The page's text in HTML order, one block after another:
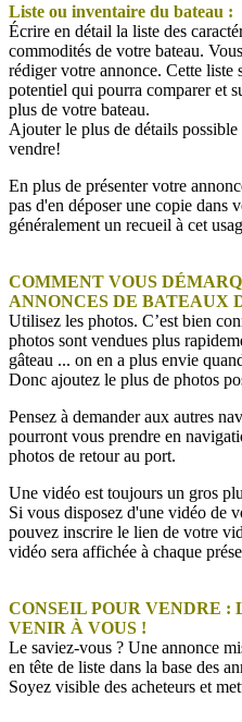
Liste ou inventaire du bateau :
Écrire en détail la liste des
commodités de votre bateau.
rédiger votre annonce. Cette liste
potentiel qui pourra comparer et
plus de votre bateau.
Ajouter le plus de détails
vendre!
En plus de présenter votre
pas d'en déposer une copie dans
généralement un recueil à cet
COMMENT VOUS
ANNONCES DE BATEAUX
Utilisez les photos. C’est bien
photos sont vendues plus
gâteau ... on en a plus envie
Donc ajoutez le plus de photos
Pensez à demander aux autres
pourront vous prendre en
photos de retour au port.
Une vidéo est toujours un gros
Si vous disposez d'une vidéo de
pouvez inscrire le lien de votre
vidéo sera affichée à chaque
CONSEIL POUR VENDRE :
VENIR À VOUS !
Le saviez-vous ? Une annonce
en tête de liste dans la base des
Soyez visible des acheteurs et